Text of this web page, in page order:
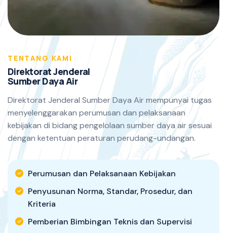
TENTANG KAMI
DirektoratJenderal
SumberDayaAir
Direktorat Jenderal Sumber Daya Air mempunyai tugas
menyelenggarakan perumusan dan pelaksanaan
kebijakan di bidang pengelolaan sumber daya air sesuai
dengan ketentuan peraturan perudang-undangan.
Perumusan dan Pelaksanaan Kebijakan
Penyusunan Norma, Standar, Prosedur, dan
Kriteria
Pemberian Bimbingan Teknis dan Supervisi